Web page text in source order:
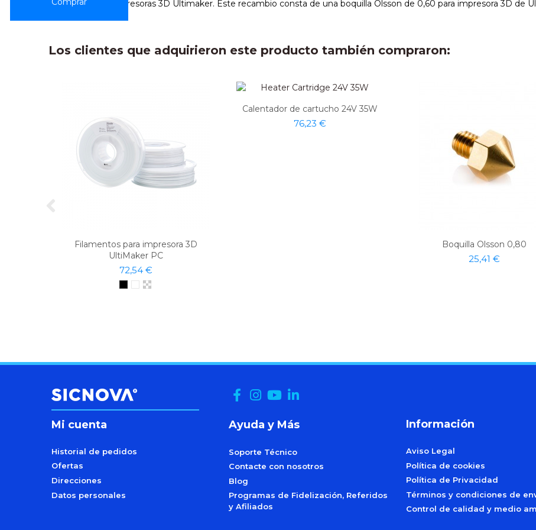
Repuesto para impresoras 3D Ultimaker. Este recambio consta de una boquilla Olsson de 0,60 para impresora 3D de
Los clientes que adquirieron este producto también compraron:
Filamentos para impresora 3D
UltiMaker PC
72,54 €
Calentador de cartucho 24V 35W
76,23 €
Boquilla Olsson 0,80
25,41 €
Mi cuenta
Historial de pedidos
Ofertas
Direcciones
Datos personales
Ayuda y Más
Soporte Técnico
Contacte con nosotros
Blog
Programas de Fidelización, Referidos
y Afiliados
Información
Aviso Legal
Política de cookies
Política de Privacidad
Términos y condiciones de
Control de calidad y medio